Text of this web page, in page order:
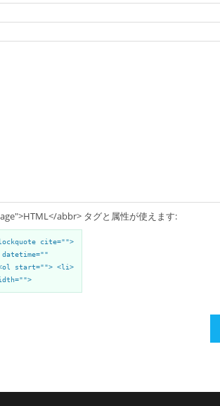
abbr> タグと属性が使えます:
cite="">
datetime=""
start=""> <li>